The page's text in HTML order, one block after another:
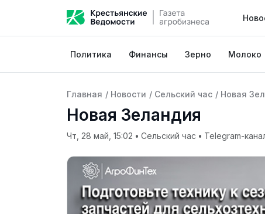
Политика Финансы Зерно Молоко
Главная / Новости / Сельский час / Новая
Новая Зеландия
Чт, 28 май, 15:02 • Сельский час • Telegram-